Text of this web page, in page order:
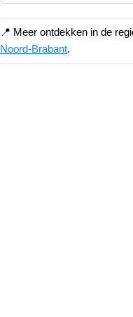
📍 Meer ontdekken in de
Noord-Brabant.